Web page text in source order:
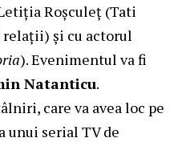
Roșculeț (Tati
și cu actorul
). Evenimentul va fi
Natanticu.
care va avea loc pe
unui serial TV de